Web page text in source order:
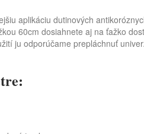
aplikáciu dutinových
60cm dosiahnete aj na ťažko
ju odporúčame prepláchnuť